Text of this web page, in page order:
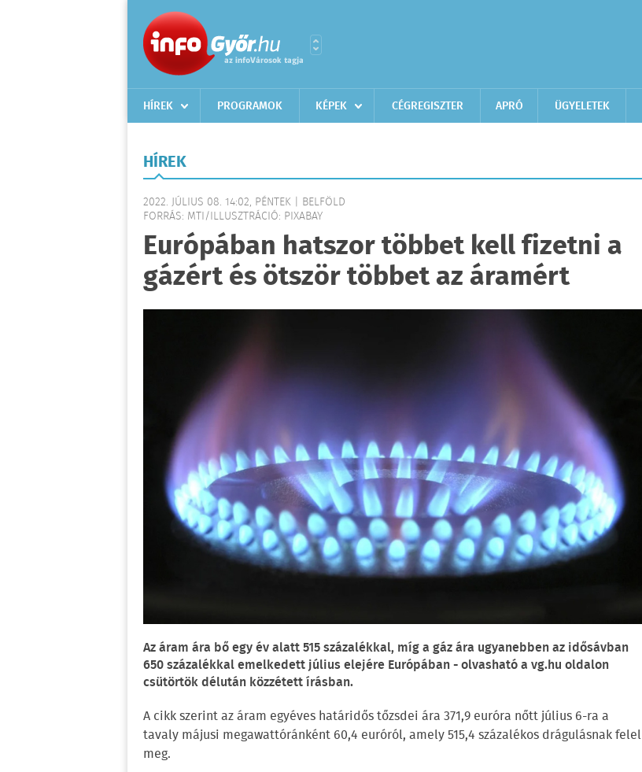
HÍREK PROGRAMOK KÉPEK CÉGREGISZTER APRÓ ÜGYELETEK
HÍREK
2022. JÚLIUS 08. 14:02, PÉNTEK | BELFÖLD
FORRÁS: MTI/ILLUSZTRÁCIÓ: PIXABAY
Európában hatszor többet kell fizetni a
gázért és ötször többet az áramért
Az áram ára bő egy év alatt 515 százalékkal, míg a gáz ára ugyanebben az idősávban
650 százalékkal emelkedett július elejére Európában - olvasható a vg.hu oldalon
csütörtök délután közzétett írásban.
A cikk szerint az áram egyéves határidős tőzsdei ára 371,9 euróra nőtt július 6-ra a
tavaly májusi megawattóránként 60,4 euróról, amely 515,4 százalékos drágulásnak felel
meg.